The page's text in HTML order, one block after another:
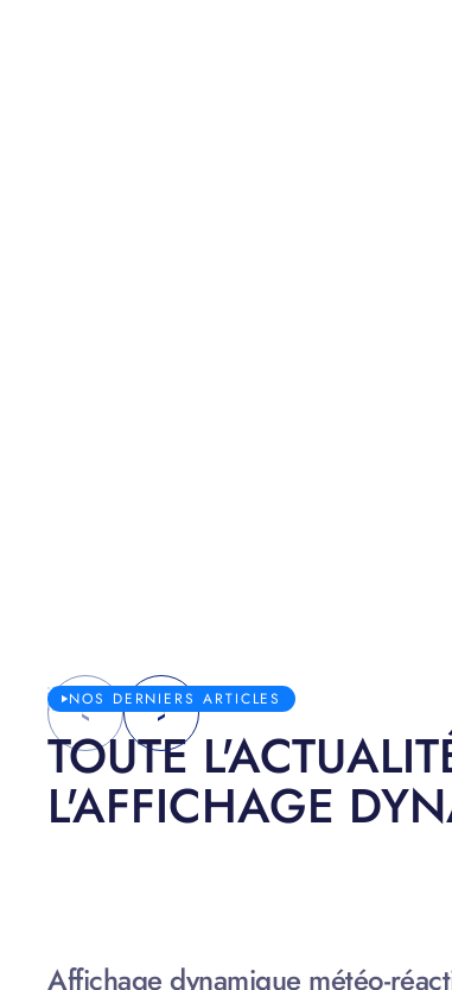
NOS DERNIERS ARTICLES
TOUTE
L'AFFICHAGE
Affichage dynamique météo-